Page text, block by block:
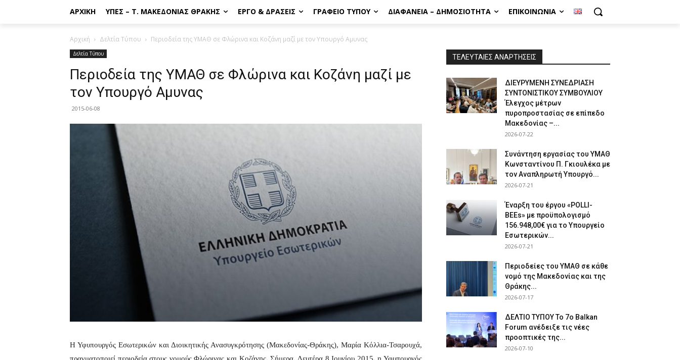
ΑΡΧΙΚΉ ΥΠΕΣ – Τ. ΜΑΚΕΔΟΝΊΑΣ ΘΡΆΚΗΣ ΈΡΓΟ & ΔΡΆΣΕΙΣ ΓΡΑΦΕΊΟ ΤΎΠΟΥ ΔΙΑΦΆΝΕΙΑ – ΔΗΜΟΣΙΌΤΗΤΑ ΕΠΙΚΟΙΝΩΝΊΑ
Αρχική Δελτία Τύπου Περιοδεία της ΥΜΑΘ σε Φλώρινα και Κοζάνη μαζί με τον Υπουργό Αμυνας
Δελτία Τύπου
Περιοδεία της ΥΜΑΘ σε Φλώρινα και Κοζάνη μαζί με
τον Υπουργό Αμυνας
2015-06-08
Η Υφυπουργός Εσωτερικών και Διοικητικής Ανασυγκρότησης (Μακεδονίας-Θράκης), Μαρία Κόλλια-Τσαρουχά,
ΤΕΛΕΥΤΑΙΕΣ ΑΝΑΡΤΗΣΕΙΣ
ΔΙΕΥΡΥΜΕΝΗ ΣΥΝΕΔΡΙΑΣΗ
ΣΥΝΤΟΝΙΣΤΙΚΟΥ ΣΥΜΒΟΥΛΙΟΥ
Έλεγχος μέτρων
πυροπροστασίας σε επίπεδο
Μακεδονίας –...
2026-07-22
Συνάντηση εργασίας του ΥΜΑΘ
Κωνσταντίνου Π. Γκιουλέκα με
τον Αναπληρωτή Υπουργό...
2026-07-21
Έναρξη του έργου «POLLI-
BEEs» με προϋπολογισμό
156.948,00€ για το Υπουργείο
Εσωτερικών...
2026-07-21
Περιοδείες του ΥΜΑΘ σε κάθε
νομό της Μακεδονίας και της
Θράκης...
2026-07-17
ΔΕΛΤΙΟ ΤΥΠΟΥ Το 7ο Balkan
Forum ανέδειξε τις νέες
προοπτικές της...
2026-07-10